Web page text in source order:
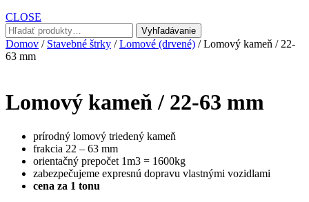
CLOSE
Hľadať:
Vyhľadávanie
Domov / Stavebné štrky /Lomové (drvené) / Lomový kameň / 22-
63 mm
Lomový kameň / 22-63 mm
prírodný lomový triedený kameň
frakcia 22 – 63 mm
orientačný prepočet 1m3 = 1600kg
zabezpečujeme expresnú dopravu vlastnými vozidlami
cena za 1 tonu